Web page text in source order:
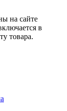
на сайте
в
товара.